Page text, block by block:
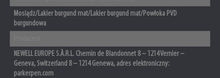
Mosiądz/Lakier burgund mat/Lakier burgund mat/Powłoka PVD
burgundowa
NEWELL EUROPE S.À.R.L. Chemin de Blandonnet 8 – 1214 Vernier –
Geneva, Switzerland 8 – 1214 Genewa, adres elektroniczny:
parkerpen.com